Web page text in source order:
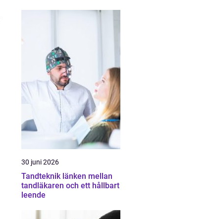
30 juni 2026
Tandteknik länken mellan
tandläkaren och ett hållbart
leende